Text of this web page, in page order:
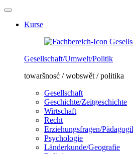
Kurse
Gesellschaft/Umwelt/Politik
towaršnosć / wobswět / politika
Gesellschaft
Geschichte/Zeitgeschichte
Wirtschaft
Recht
Erziehungsfragen/
Psychologie
Länderkunde/Geografie